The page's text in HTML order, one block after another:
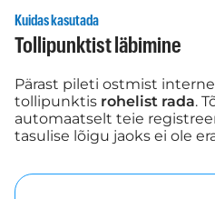
Kuidas kasutada
Tollipunktist läbimine
Pärast pileti ostmist
tollipunktis rohelist rada.
automaatselt teie
tasulise lõigu jaoks ei ole